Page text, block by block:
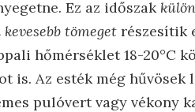
Ez az időszak
tömeget részesítik
hőmérséklet 18-20°C
is. Az esték még hűvösek
pulóvert vagy vékony